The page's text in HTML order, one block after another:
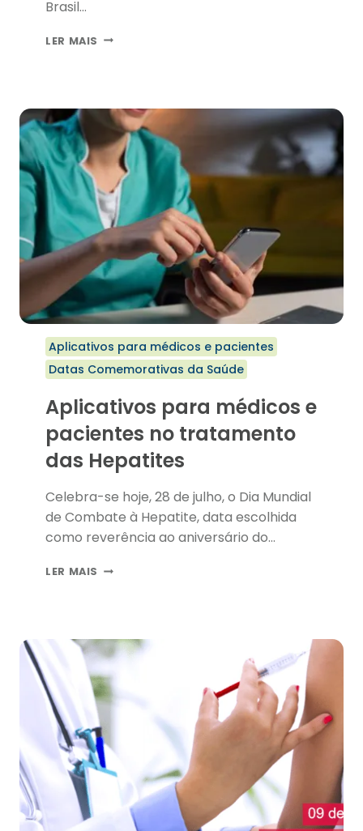
Brasil…
LER MAIS DIA
Aplicativos para médicos e pacientes
Datas Comemorativas da Saúde
Aplicativos para médicos e
pacientes no tratamento
das Hepatites
Celebra-se hoje, 28 de julho, o Dia Mundial
de Combate à Hepatite, data escolhida
como reverência ao aniversário do…
LER MAIS APLICATIVOS
NO
TRATAMENTO
DAS
HEPATITES